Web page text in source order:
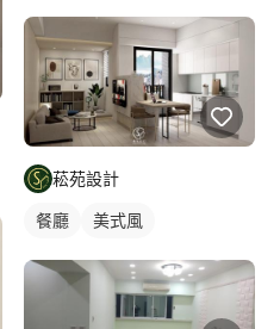
菘苑設計
餐廳 美式風